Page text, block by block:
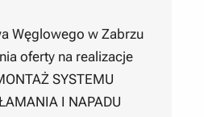
Węglowego w Zabrzu
oferty na realizacje
SYSTEMU
I NAPADU